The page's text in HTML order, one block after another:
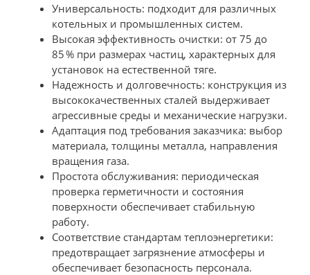
Универсальность: подходит для различных
котельных и промышленных систем.
Высокая эффективность очистки: от 75 до
85 % при размерах частиц, характерных для
установок на естественной тяге.
Надежность и долговечность: конструкция из
высококачественных сталей выдерживает
агрессивные среды и механические нагрузки.
Адаптация под требования заказчика: выбор
материала, толщины металла, направления
вращения газа.
Простота обслуживания: периодическая
проверка герметичности и состояния
поверхности обеспечивает стабильную
работу.
Соответствие стандартам теплоэнергетики:
предотвращает загрязнение атмосферы и
обеспечивает безопасность персонала.